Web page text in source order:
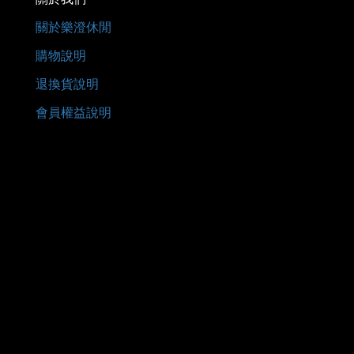
關於樂澄休閒
購物說明
退換貨說明
會員權益說明